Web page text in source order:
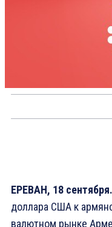
ЕРЕВАН, 18
доллара США к
валютном рынке